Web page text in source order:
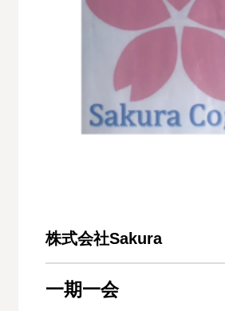
株式会社Sakura
一期一会